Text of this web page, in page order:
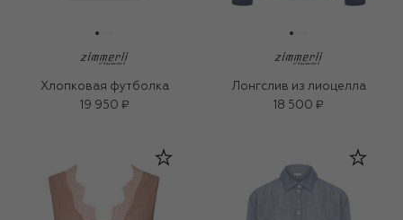
Хлопковая футболка
19 950 ₽
Лонгслив из лиоцелла
18 500 ₽